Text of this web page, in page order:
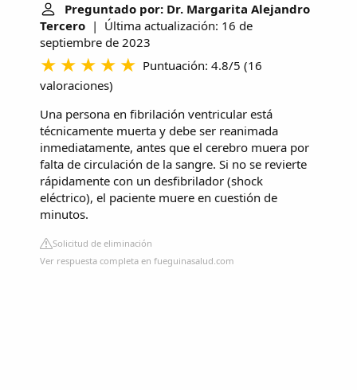
Preguntado por: Dr. Margarita Alejandro
Tercero | Última actualización: 16 de
septiembre de 2023
Puntuación: 4.8/5 (16
valoraciones)
Una persona en fibrilación ventricular está
técnicamente muerta y debe ser reanimada
inmediatamente, antes que el cerebro muera por
falta de circulación de la sangre. Si no se revierte
rápidamente con un desfibrilador (shock
eléctrico), el paciente muere en cuestión de
minutos.
Solicitud de eliminación
Ver respuesta completa en fueguinasalud.com